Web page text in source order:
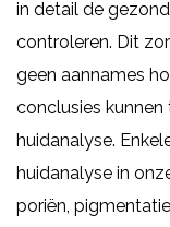
in detail de
controleren. Dit
geen aannames
conclusies kunnen
huidanalyse.
huidanalyse in
poriën,